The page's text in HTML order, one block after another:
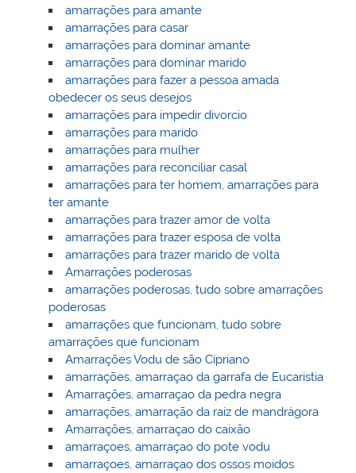
amarrações para amante
amarrações para casar
amarrações para dominar amante
amarrações para dominar marido
amarrações para fazer a pessoa amada
obedecer os seus desejos
amarrações para impedir divorcio
amarrações para marido
amarrações para mulher
amarrações para reconciliar casal
amarrações para ter homem, amarrações para
ter amante
amarrações para trazer amor de volta
amarrações para trazer esposa de volta
amarrações para trazer marido de volta
Amarrações poderosas
amarrações poderosas, tudo sobre amarrações
poderosas
amarrações que funcionam, tudo sobre
amarrações que funcionam
Amarrações Vodu de são Cipriano
amarrações, amarraçao da garrafa de Eucaristia
Amarrações, amarraçao da pedra negra
amarrações, amarração da raiz de mandrágora
Amarrações, amarraçao do caixão
amarraçoes, amarraçao do pote vodu
amarraçoes, amarraçao dos ossos moidos